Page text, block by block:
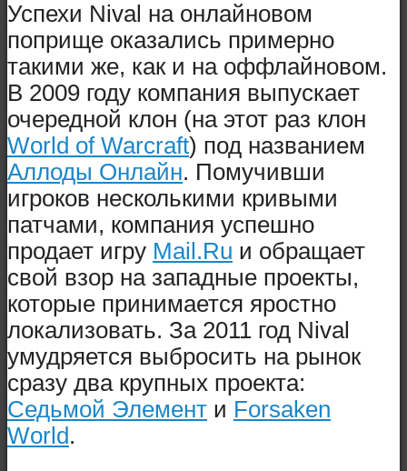
Успехи Nival на онлайновом
поприще оказались примерно
такими же, как и на оффлайновом.
В 2009 году компания выпускает
очередной клон (на этот раз клон
World of Warcraft) под названием
Аллоды Онлайн. Помучивши
игроков несколькими кривыми
патчами, компания успешно
продает игру Mail.Ru и обращает
свой взор на западные проекты,
которые принимается яростно
локализовать. За 2011 год Nival
умудряется выбросить на рынок
сразу два крупных проекта:
Седьмой Элемент и Forsaken
World.